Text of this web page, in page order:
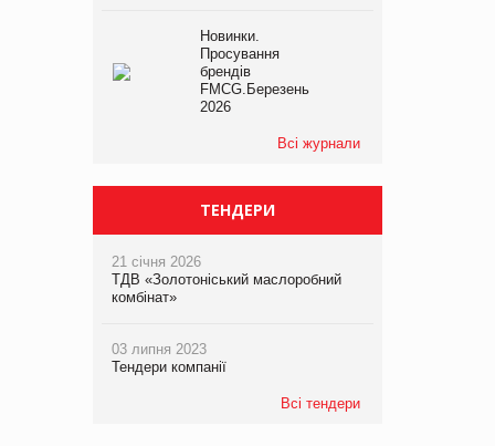
Новинки.
Просування
брендів
FMCG.Березень
2026
Всі журнали
ТЕНДЕРИ
21 січня 2026
ТДВ «Золотоніський маслоробний
комбінат»
03 липня 2023
Тендери компанії
Всі тендери